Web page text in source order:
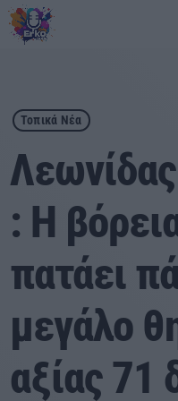
play_arrow ΕΡΚΟ
Αρχική
Εκπομπές
Τοπικά Νέα
Αθλητικά
Τοπικά Νέα
: Η
πατάει
μεγάλο
αξίας 71